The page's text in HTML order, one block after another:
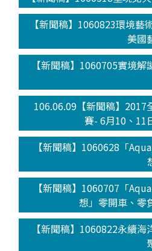
【新聞稿】1060823環境藝
美國
【新聞稿】1060705實境
106.06.09【新聞稿】2017
賽- 6月10、11
【新聞稿】1060628「
【新聞稿】1060707「
想」零開車、零
【新聞稿】1060822永續